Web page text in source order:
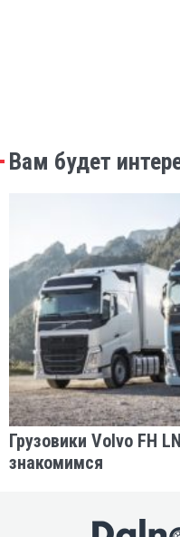
Вам будет
Грузовики Volvo FH
знакомимся